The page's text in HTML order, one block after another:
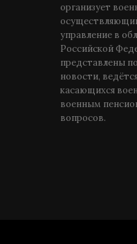
организует
управление в
Российской
представлены
новости,
касающихся
военным
вопросов.